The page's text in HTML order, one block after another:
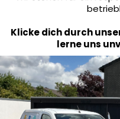
Klicke dich durch
lerne uns